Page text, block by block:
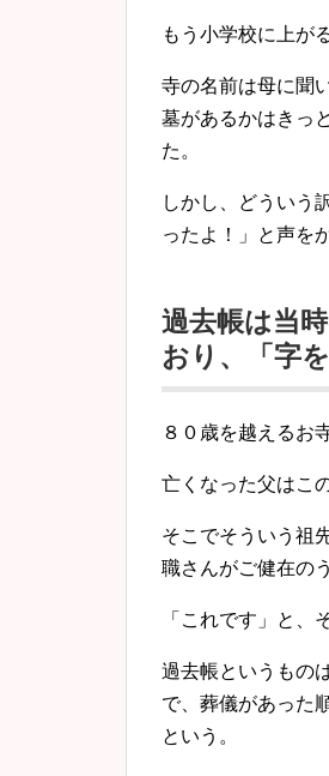
もう小学校に上が
寺の名前は母に聞
墓があるかはきっ
た。
しかし、どういう
ったよ！」と声を
過去帳は当
おり、「字
８０歳を越えるお
亡くなった父はこ
そこでそういう祖
職さんがご健在の
「これです」と
過去帳というもの
で、葬儀があった
という。